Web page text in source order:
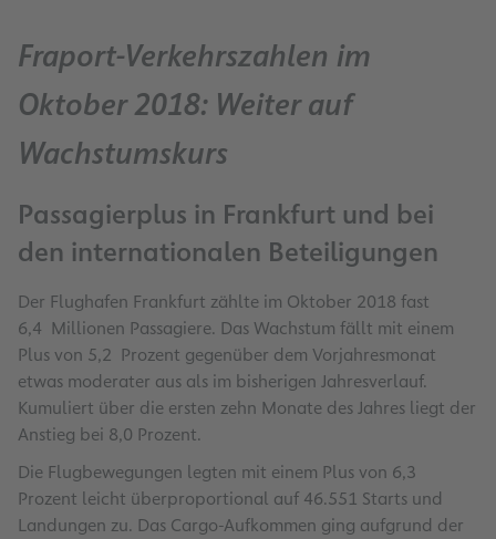
Fraport-Verkehrszahlen im
Oktober 2018: Weiter auf
Wachstumskurs
Passagierplus in Frankfurt und bei
den internationalen Beteiligungen
Der Flughafen Frankfurt zählte im Oktober 2018 fast
6,4 Millionen Passagiere. Das Wachstum fällt mit einem
Plus von 5,2 Prozent gegenüber dem Vorjahresmonat
etwas moderater aus als im bisherigen Jahresverlauf.
Kumuliert über die ersten zehn Monate des Jahres liegt der
Anstieg bei 8,0 Prozent.
Die Flugbewegungen legten mit einem Plus von 6,3
Prozent leicht überproportional auf 46.551 Starts und
Landungen zu. Das Cargo-Aufkommen ging aufgrund der